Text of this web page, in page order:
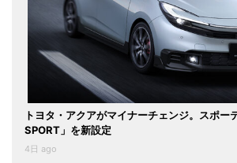
トヨタ・アクアがマイナーチェンジ。スポー
SPORT」を新設定
4日 ago